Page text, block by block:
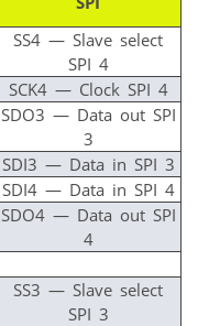
SS4 — Slave select
SPI 4
SCK4 — Clock SPI 4
SDO3 — Data out SPI
3
SDI3 — Data in SPI 3
SDI4 — Data in SPI 4
SDO4 — Data out SPI
4
SS3 — Slave select
SPI 3